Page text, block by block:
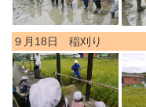
９月18日 稲刈り